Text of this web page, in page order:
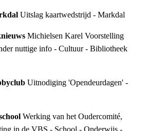
Uitslag kaartwedstrijd - Markdal
Michielsen Karel Voorstelling
nuttige info - Cultuur - Bibliotheek
Uitnodiging 'Opendeurdagen' -
Werking van het Oudercomité,
in de VBS - School - Onderwijs -